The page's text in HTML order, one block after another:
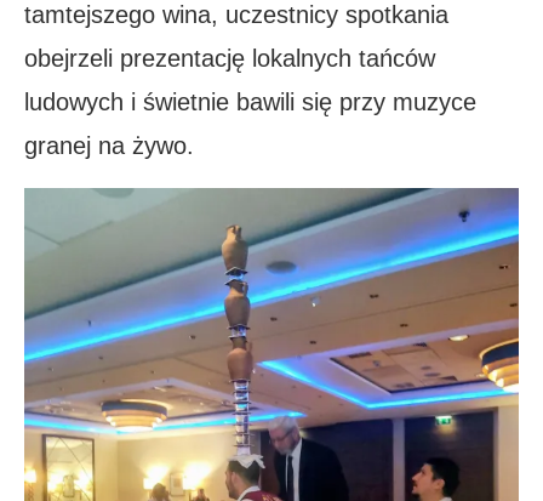
tamtejszego wina, uczestnicy spotkania
obejrzeli prezentację lokalnych tańców
ludowych i świetnie bawili się przy muzyce
granej na żywo.